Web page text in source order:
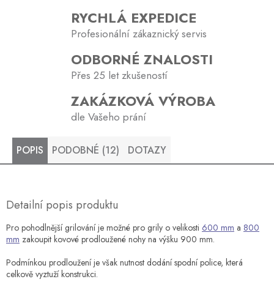
RYCHLÁ EXPEDICE
Profesionální zákaznický servis
ODBORNÉ ZNALOSTI
Přes 25 let zkušeností
ZAKÁZKOVÁ VÝROBA
dle Vašeho prání
POPIS PODOBNÉ (12) DOTAZY
Detailní popis produktu
Pro pohodlnější grilování je možné pro grily o velikosti 600 mm a 800
mm zakoupit kovové prodloužené nohy na výšku 900 mm.
Podmínkou prodloužení je však nutnost dodání spodní police, která
celkově vyztuží konstrukci.